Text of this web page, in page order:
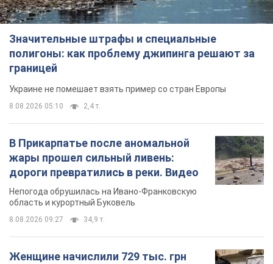
Значительные штрафы и специальные
полигоны: как проблему джипинга решают за
границей
Украине не помешает взять пример со стран Европы
8.08.2026 05:10 2,4 т.
В Прикарпатье после аномальной
жары прошел сильный ливень:
дороги превратились в реки. Видео
Непогода обрушилась на Ивано-Франковскую
область и курортный Буковель
8.08.2026 09:27 34,9 т.
Женщине начислили 729 тыс. грн